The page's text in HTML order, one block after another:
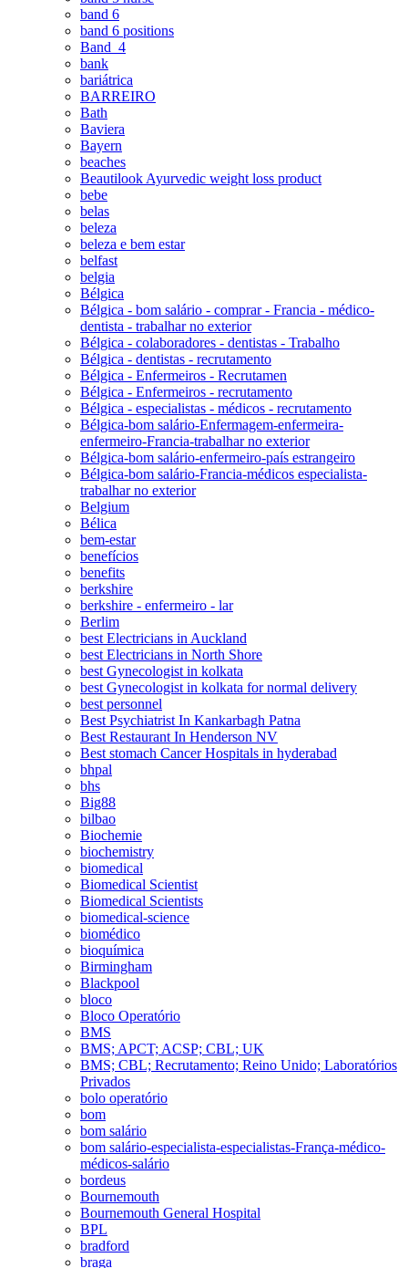
band 6
band 6 positions
Band_4
bank
bariátrica
BARREIRO
Bath
Baviera
Bayern
beaches
Beautilook Ayurvedic weight loss product
bebe
belas
beleza
beleza e bem estar
belfast
belgia
Bélgica
Bélgica - bom salário - comprar - Francia - médico-
dentista - trabalhar no exterior
Bélgica - colaboradores - dentistas - Trabalho
Bélgica - dentistas - recrutamento
Bélgica - Enfermeiros - Recrutamen
Bélgica - Enfermeiros - recrutamento
Bélgica - especialistas - médicos - recrutamento
Bélgica-bom salário-Enfermagem-enfermeira-
enfermeiro-Francia-trabalhar no exterior
Bélgica-bom salário-enfermeiro-país estrangeiro
Bélgica-bom salário-Francia-médicos especialista-
trabalhar no exterior
Belgium
Bélica
bem-estar
benefícios
benefits
berkshire
berkshire - enfermeiro - lar
Berlim
best Electricians in Auckland
best Electricians in North Shore
best Gynecologist in kolkata
best Gynecologist in kolkata for normal delivery
best personnel
Best Psychiatrist In Kankarbagh Patna
Best Restaurant In Henderson NV
Best stomach Cancer Hospitals in hyderabad
bhpal
bhs
Big88
bilbao
Biochemie
biochemistry
biomedical
Biomedical Scientist
Biomedical Scientists
biomedical-science
biomédico
bioquímica
Birmingham
Blackpool
bloco
Bloco Operatório
BMS
BMS; APCT; ACSP; CBL; UK
BMS; CBL; Recrutamento; Reino Unido; Laboratórios
Privados
bolo operatório
bom
bom salário
bom salário-especialista-especialistas-França-médico-
médicos-salário
bordeus
Bournemouth
Bournemouth General Hospital
BPL
bradford
braga